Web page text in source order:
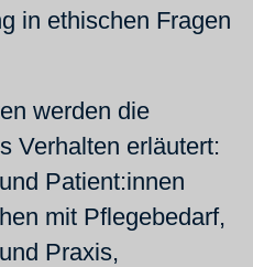
in ethischen Fragen
werden die
Verhalten erläutert:
Patient:innen
mit Pflegebedarf,
Praxis,